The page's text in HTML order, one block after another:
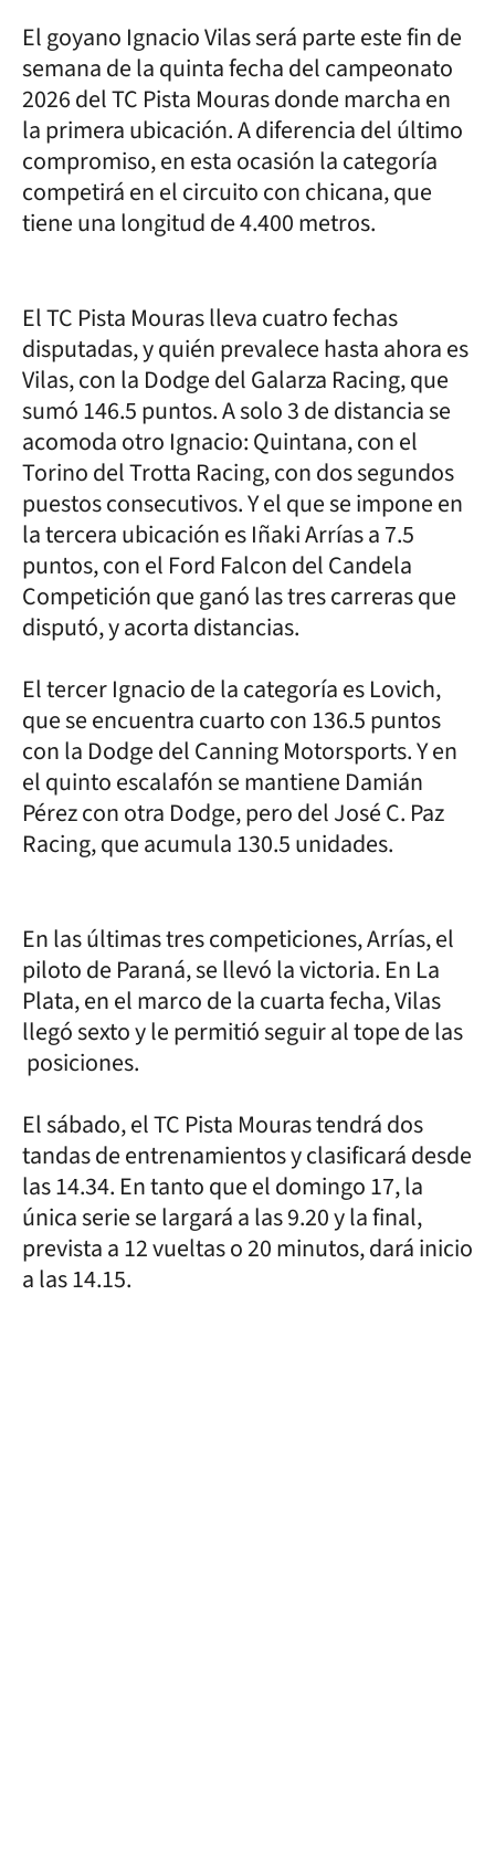
El goyano Ignacio Vilas será parte este fin de
semana de la quinta fecha del campeonato
2026 del TC Pista Mouras donde marcha en
la primera ubicación. A diferencia del último
compromiso, en esta ocasión la categoría
competirá en el circuito con chicana, que
tiene una longitud de 4.400 metros.
El TC Pista Mouras lleva cuatro fechas
disputadas, y quién prevalece hasta ahora es
Vilas, con la Dodge del Galarza Racing, que
sumó 146.5 puntos. A solo 3 de distancia se
acomoda otro Ignacio: Quintana, con el
Torino del Trotta Racing, con dos segundos
puestos consecutivos. Y el que se impone en
la tercera ubicación es Iñaki Arrías a 7.5
puntos, con el Ford Falcon del Candela
Competición que ganó las tres carreras que
disputó, y acorta distancias.
El tercer Ignacio de la categoría es Lovich,
que se encuentra cuarto con 136.5 puntos
con la Dodge del Canning Motorsports. Y en
el quinto escalafón se mantiene Damián
Pérez con otra Dodge, pero del José C. Paz
Racing, que acumula 130.5 unidades.
En las últimas tres competiciones, Arrías, el
piloto de Paraná, se llevó la victoria. En La
Plata, en el marco de la cuarta fecha, Vilas
llegó sexto y le permitió seguir al tope de las
posiciones.
El sábado, el TC Pista Mouras tendrá dos
tandas de entrenamientos y clasificará desde
las 14.34. En tanto que el domingo 17, la
única serie se largará a las 9.20 y la final,
prevista a 12 vueltas o 20 minutos, dará inicio
a las 14.15.